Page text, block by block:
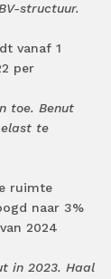
structuur.
vanaf 1
per
toe. Benut
te
ruimte
naar 3%
2024
in 2023. Haal